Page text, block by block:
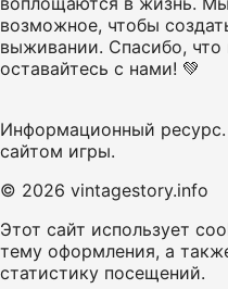
возможное, чтобы
выживании. Спасибо, что
оставайтесь с нами! 💚
Информационный
сайтом игры.
© 2026 vintagestory.info
Этот сайт использует
тему оформления, а
статистику посещений.